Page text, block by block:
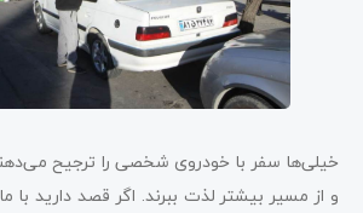
خیلی‌ها سفر با خودروی شخصی را ترجیح
و از مسیر بیشتر لذت ببرند. اگر قصد دارید با